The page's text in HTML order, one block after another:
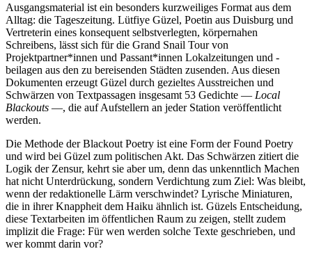
Ausgangsmaterial ist ein besonders kurzweiliges Format aus dem
Alltag: die Tageszeitung. Lütfiye Güzel, Poetin aus Duisburg und
Vertreterin eines konsequent selbstverlegten, körpernahen
Schreibens, lässt sich für die Grand Snail Tour von
Projektpartner*innen und Passant*innen Lokalzeitungen und -
beilagen aus den zu bereisenden Städten zusenden. Aus diesen
Dokumenten erzeugt Güzel durch gezieltes Ausstreichen und
Schwärzen von Textpassagen insgesamt 53 Gedichte — Local
Blackouts —, die auf Aufstellern an jeder Station veröffentlicht
werden.
Die Methode der Blackout Poetry ist eine Form der Found Poetry
und wird bei Güzel zum politischen Akt. Das Schwärzen zitiert die
Logik der Zensur, kehrt sie aber um, denn das unkenntlich Machen
hat nicht Unterdrückung, sondern Verdichtung zum Ziel: Was bleibt,
wenn der redaktionelle Lärm verschwindet? Lyrische Miniaturen,
die in ihrer Knappheit dem Haiku ähnlich ist. Güzels Entscheidung,
diese Textarbeiten im öffentlichen Raum zu zeigen, stellt zudem
implizit die Frage: Für wen werden solche Texte geschrieben, und
wer kommt darin vor?